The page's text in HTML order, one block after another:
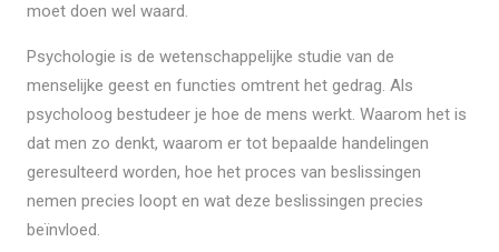
moet doen wel waard.
Psychologie is de wetenschappelijke studie van de
menselijke geest en functies omtrent het gedrag. Als
psycholoog bestudeer je hoe de mens werkt. Waarom het is
dat men zo denkt, waarom er tot bepaalde handelingen
geresulteerd worden, hoe het proces van beslissingen
nemen precies loopt en wat deze beslissingen precies
beïnvloed.